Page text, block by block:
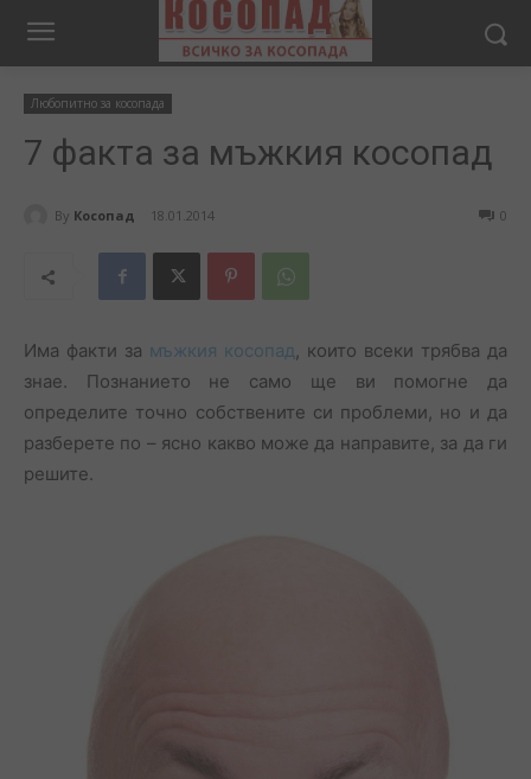
Любопитно за косопада
7 факта за мъжкия косопад
By Косопад 18.01.2014 0
Има факти за мъжкия косопад, които всеки трябва да
знае. Познанието не само ще ви помогне да
определите точно собствените си проблеми, но и да
разберете по – ясно какво може да направите, за да ги
решите.